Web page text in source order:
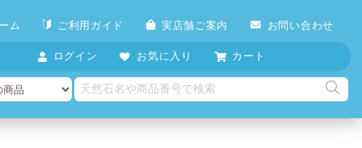
ム ご利用ガイド 実店舗ご案内 お問い合わせ
ログイン お気に入り カート